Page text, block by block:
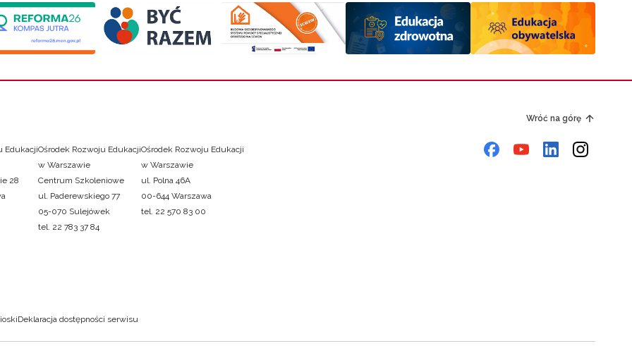
Wróć na górę
Edukacji
28
Ośrodek Rozwoju Edukacji
w Warszawie
Centrum Szkoleniowe
ul. Paderewskiego 77
05-070 Sulejówek
tel. 22 783 37 84
Ośrodek Rozwoju Edukacji
w Warszawie
ul. Polna 46A
00-644 Warszawa
tel. 22 570 83 00
Deklaracja dostępności serwisu